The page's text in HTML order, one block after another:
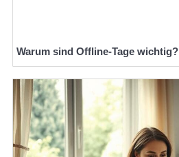
Warum sind Offline-Tage wichtig?